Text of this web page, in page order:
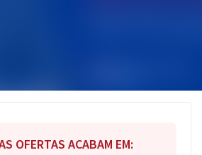
OFERTAS ACABAM EM: